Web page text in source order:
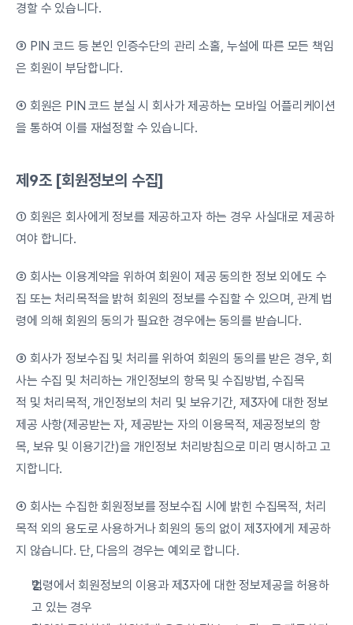
경할 수 있습니다.
③ PIN 코드 등 본인 인증수단의 관리 소홀, 누설에 따른 모든 책임
은 회원이 부담합니다.
④ 회원은 PIN 코드 분실 시 회사가 제공하는 모바일 어플리케이션
을 통하여 이를 재설정할 수 있습니다.
제9조 [회원정보의 수집]
① 회원은 회사에게 정보를 제공하고자 하는 경우 사실대로 제공하
여야 합니다.
② 회사는 이용계약을 위하여 회원이 제공 동의한 정보 외에도 수
집 또는 처리목적을 밝혀 회원의 정보를 수집할 수 있으며, 관계 법
령에 의해 회원의 동의가 필요한 경우에는 동의를 받습니다.
③ 회사가 정보수집 및 처리를 위하여 회원의 동의를 받은 경우, 회
사는 수집 및 처리하는 개인정보의 항목 및 수집방법, 수집목
적 및 처리목적, 개인정보의 처리 및 보유기간, 제3자에 대한 정보
제공 사항(제공받는 자, 제공받는 자의 이용목적, 제공정보의 항
목, 보유 및 이용기간)을 개인정보 처리방침으로 미리 명시하고 고
지합니다.
④ 회사는 수집한 회원정보를 정보수집 시에 밝힌 수집목적, 처리
목적 외의 용도로 사용하거나 회원의 동의 없이 제3자에게 제공하
지 않습니다. 단, 다음의 경우는 예외로 합니다.
법령에서 회원정보의 이용과 제3자에 대한 정보제공을 허용하
고 있는 경우